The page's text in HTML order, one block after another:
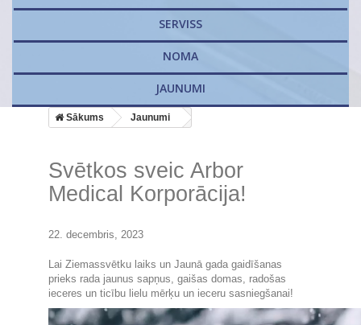
​SERVISS
NOMA
JAUNUMI
Sākums Jaunumi
Svētkos sveic Arbor
Medical Korporācija!
22. decembris, 2023
Lai Ziemassvētku laiks un Jaunā gada gaidīšanas
prieks rada jaunus sapņus, gaišas domas, radošas
ieceres un ticību lielu mērķu un ieceru sasniegšanai!